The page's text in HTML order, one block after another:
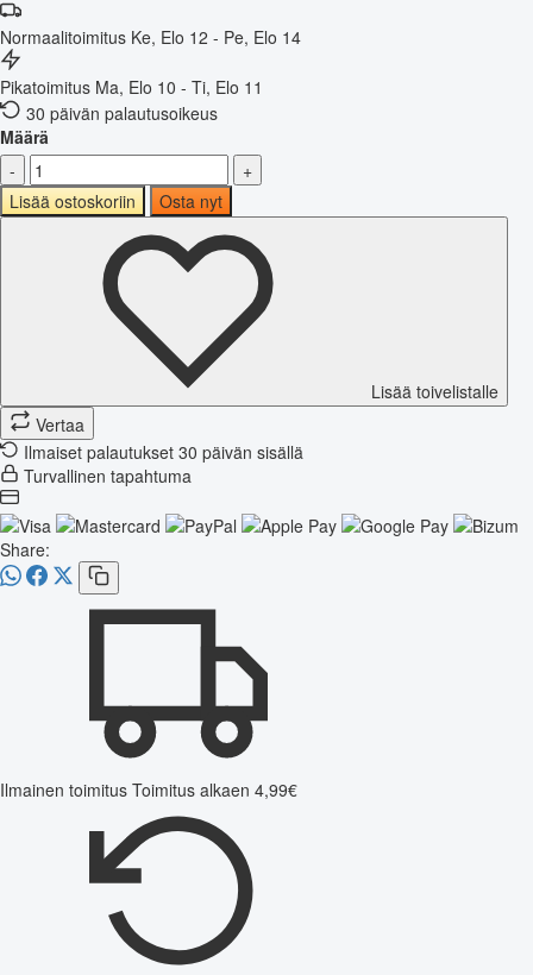
Normaalitoimitus Ke, Elo 12 - Pe, Elo 14
Pikatoimitus Ma, Elo 10 - Ti, Elo 11
30 päivän palautusoikeus
Määrä
-
+
Lisää ostoskoriin
Osta nyt
Lisää toivelistalle
Vertaa
Ilmaiset palautukset 30 päivän sisällä
Turvallinen tapahtuma
Share:
Ilmainen toimitus Toimitus alkaen 4,99€